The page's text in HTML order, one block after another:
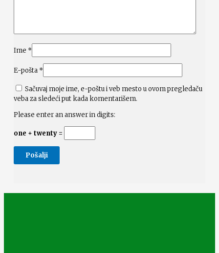
Ime *
E-pošta *
Sačuvaj moje ime, e-poštu i veb mesto u ovom pregledaču
veba za sledeći put kada komentarišem.
Please enter an answer in digits:
one + twenty =